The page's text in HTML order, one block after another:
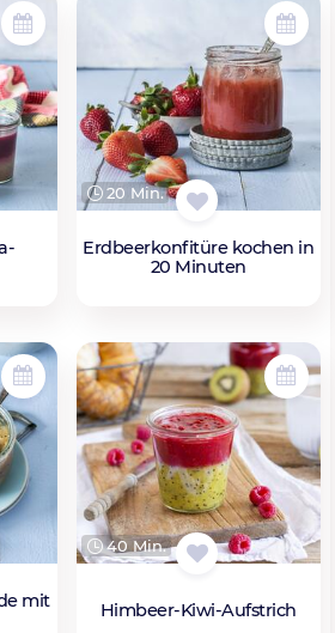
20 Min.
Erdbeerkonfitüre kochen in
20 Minuten
mit
40 Min.
Himbeer-Kiwi-Aufstrich